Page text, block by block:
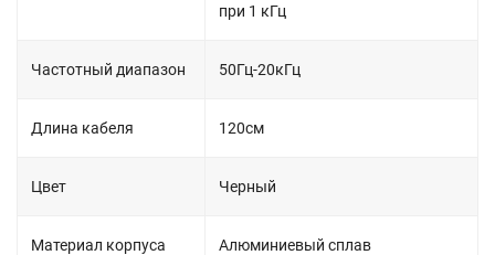
при 1 кГц
Частотный диапазон 50Гц-20кГц
Длина кабеля 120см
Цвет Черный
Материал корпуса Алюминиевый сплав